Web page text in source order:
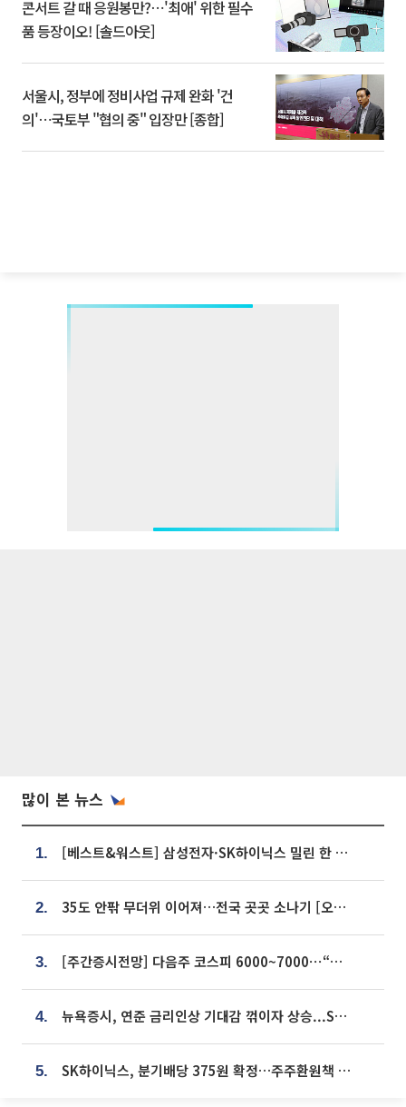
콘서트 갈 때 응원봉만?⋯'최애' 위한 필수
품 등장이오! [솔드아웃]
서울시, 정부에 정비사업 규제 완화 '건
의'⋯국토부 "협의 중" 입장만 [종합]
많이 본 뉴스
1. [베스트&워스트] 삼성전자·SK하이닉스 밀린 한 주…상상인증권은 85% 급등
2. 35도 안팎 무더위 이어져…전국 곳곳 소나기 [오늘 날씨]
3. [주간증시전망] 다음주 코스피 6000~7000⋯“外人 수급은 정책이 변수”
4. 뉴욕증시, 연준 금리인상 기대감 꺾이자 상승...S&P500 사상 최고치 [종합]
5. SK하이닉스, 분기배당 375원 확정…주주환원책 9월로 앞당겨 발표